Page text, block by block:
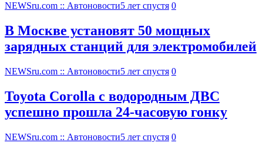
NEWSru.com :: Автоновости5 лет спустя 0
В Москве установят 50 мощных
зарядных станций для электромобилей
NEWSru.com :: Автоновости5 лет спустя 0
Toyota Corolla с водородным ДВС
успешно прошла 24-часовую гонку
NEWSru.com :: Автоновости5 лет спустя 0